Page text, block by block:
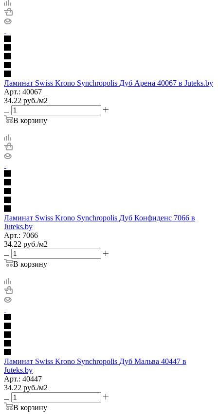
Ламинат Swiss Krono Synchropolis Дуб Арена 40067 в Juteks.by
Арт.: 40067
34.22 руб./м2
В корзину
Ламинат Swiss Krono Synchropolis Дуб Конфиденс 7066 в
Juteks.by
Арт.: 7066
34.22 руб./м2
В корзину
Ламинат Swiss Krono Synchropolis Дуб Мальва 40447 в
Juteks.by
Арт.: 40447
34.22 руб./м2
В корзину